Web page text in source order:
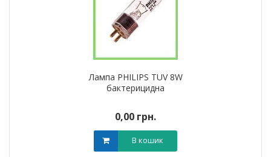
Лампа PHILIPS TUV 8W
бактерицидна
0,00 грн.
В кошик